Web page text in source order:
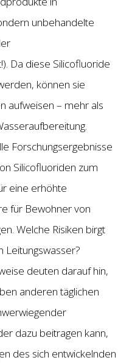
unbehandelte
Da diese Silicofluoride
können sie
aufweisen – mehr als
Forschungsergebnisse
Silicofluoriden zum
eine erhöhte
für Bewohner von
Welche Risiken birgt
deuten darauf hin,
anderen täglichen
dazu beitragen kann,
des sich entwickelnden